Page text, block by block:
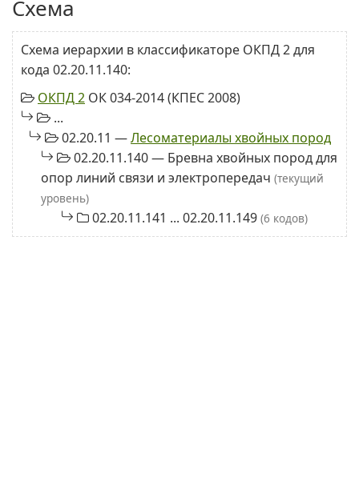
Схема
Схема иерархии в классификаторе ОКПД 2 для
кода 02.20.11.140:
ОКПД 2 ОК 034-2014 (КПЕС 2008)
...
02.20.11 —Лесоматериалы хвойных пород
02.20.11.140 — Бревна хвойных пород для
опор линий связи и электропередач (текущий
уровень)
02.20.11.141 ... 02.20.11.149 (6 кодов)